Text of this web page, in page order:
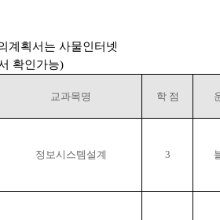
계획서는 사물인터넷
확인가능)
교과목명 학 점
정보시스템설계 3